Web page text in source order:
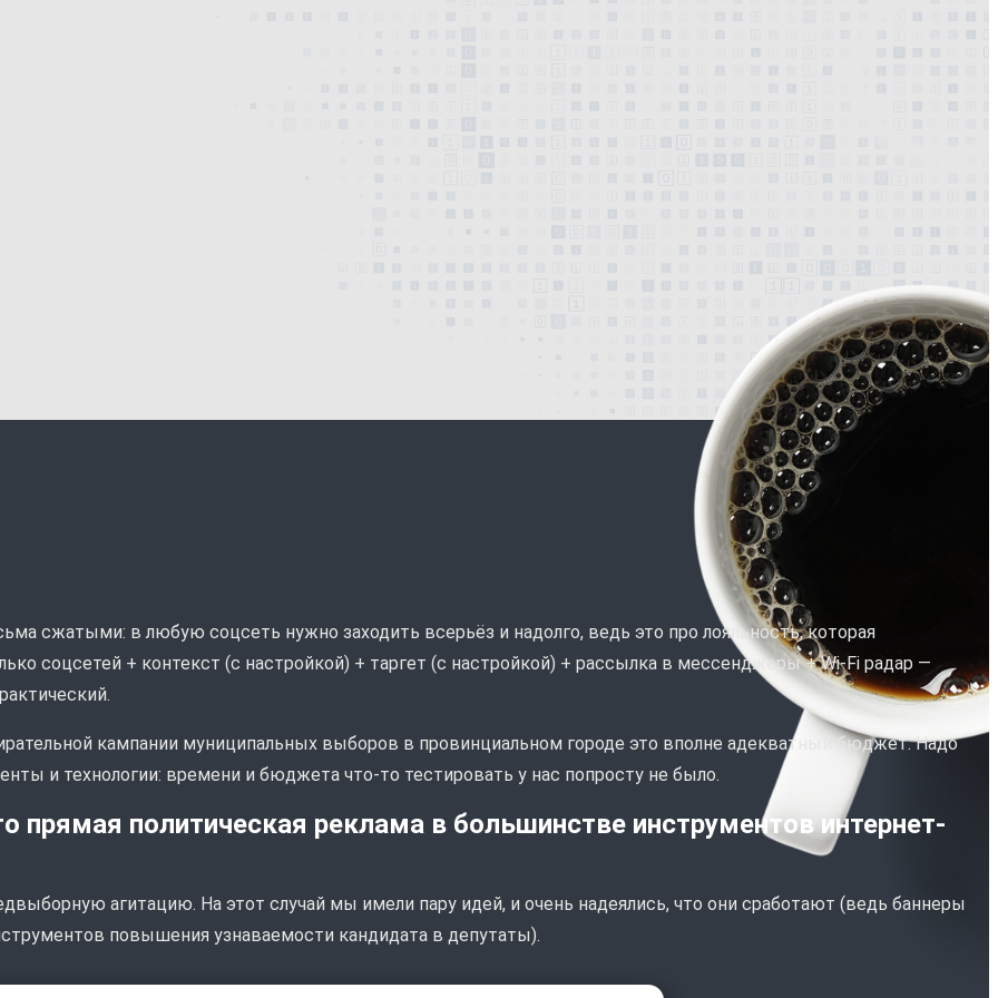
сжатыми: в любую соцсеть нужно заходить всерьёз и надолго, ведь это про лояльность, которая
соцсетей + контекст (с настройкой) + таргет (с настройкой) + рассылка в мессенджеры + Wi-Fi радар —
кампании муниципальных выборов в провинциальном городе это вполне адекватный бюджет. Надо
и технологии: времени и бюджета что-то тестировать у нас попросту не было.
политическая реклама в большинстве инструментов интернет-
агитацию. На этот случай мы имели пару идей, и очень надеялись, что они сработают (ведь баннеры
повышения узнаваемости кандидата в депутаты).